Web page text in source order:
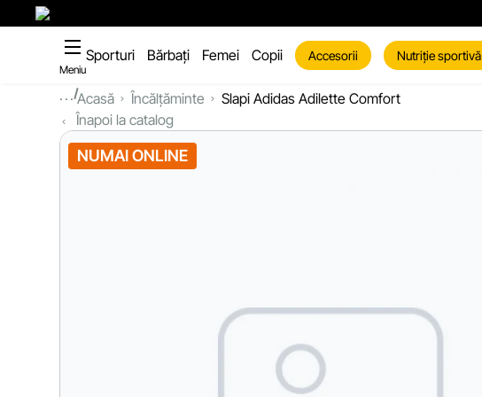
Meniu
Sporturi Bărbați Femei Copii Accesorii Nutriție sportivă
...Acasă Încălțăminte
Slapi Adidas Adilette Comfort
Înapoi la catalog
NUMAI ONLINE